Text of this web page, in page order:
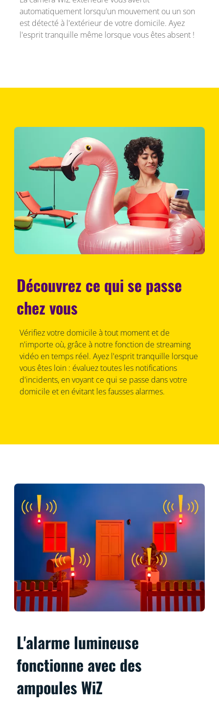
automatiquement lorsqu'un mouvement ou un son
est détecté à l'extérieur de votre domicile. Ayez
l'esprit tranquille même lorsque vous êtes absent !
Découvrez ce qui se passe
chez vous
Vérifiez votre domicile à tout moment et de
n'importe où, grâce à notre fonction de streaming
vidéo en temps réel. Ayez l'esprit tranquille lorsque
vous êtes loin : évaluez toutes les notifications
d'incidents, en voyant ce qui se passe dans votre
domicile et en évitant les fausses alarmes.
L'alarme lumineuse
fonctionne avec des
ampoules WiZ